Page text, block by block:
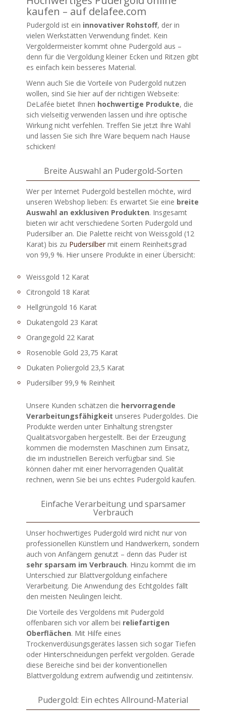
kaufen – auf delafee.com
Pudergold ist ein innovativer Rohstoff, der in
vielen Werkstätten Verwendung findet. Kein
Vergoldermeister kommt ohne Pudergold aus –
denn für die Vergoldung kleiner Ecken und Ritzen gibt
es einfach kein besseres Material.
Wenn auch Sie die Vorteile von Pudergold nutzen
wollen, sind Sie hier auf der richtigen Webseite:
DeLafée bietet Ihnen hochwertige Produkte, die
sich vielseitig verwenden lassen und ihre optische
Wirkung nicht verfehlen. Treffen Sie jetzt Ihre Wahl
und lassen Sie sich Ihre Ware bequem nach Hause
schicken!
Breite Auswahl an Pudergold-Sorten
Wer per Internet Pudergold bestellen möchte, wird
unseren Webshop lieben: Es erwartet Sie eine breite
Auswahl an exklusiven Produkten. Insgesamt
bieten wir acht verschiedene Sorten Pudergold und
Pudersilber an. Die Palette reicht von Weissgold (12
Karat) bis zu Pudersilber mit einem Reinheitsgrad
von 99,9 %. Hier unsere Produkte in einer Übersicht:
Weissgold 12 Karat
Citrongold 18 Karat
Hellgrüngold 16 Karat
Dukatengold 23 Karat
Orangegold 22 Karat
Rosenoble Gold 23,75 Karat
Dukaten Poliergold 23,5 Karat
Pudersilber 99,9 % Reinheit
Unsere Kunden schätzen die hervorragende
Verarbeitungsfähigkeit unseres Pudergoldes. Die
Produkte werden unter Einhaltung strengster
Qualitätsvorgaben hergestellt. Bei der Erzeugung
kommen die modernsten Maschinen zum Einsatz,
die im industriellen Bereich verfügbar sind. Sie
können daher mit einer hervorragenden Qualität
rechnen, wenn Sie bei uns echtes Pudergold kaufen.
Einfache Verarbeitung und sparsamer
Verbrauch
Unser hochwertiges Pudergold wird nicht nur von
professionellen Künstlern und Handwerkern, sondern
auch von Anfängern genutzt – denn das Puder ist
sehr sparsam im Verbrauch. Hinzu kommt die im
Unterschied zur Blattvergoldung einfachere
Verarbeitung. Die Anwendung des Echtgoldes fällt
den meisten Neulingen leicht.
Die Vorteile des Vergoldens mit Pudergold
offenbaren sich vor allem bei reliefartigen
Oberflächen. Mit Hilfe eines
Trockenverdüsungsgerätes lassen sich sogar Tiefen
oder Hinterschneidungen perfekt vergolden. Gerade
diese Bereiche sind bei der konventionellen
Blattvergoldung extrem aufwendig und zeitintensiv.
Pudergold: Ein echtes Allround-Material